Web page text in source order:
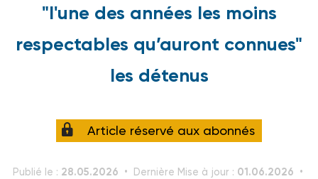
"l'une des années les moins
respectables qu’auront connues"
les détenus
Article réservé aux abonnés
Publié le : 28.05.2026 Dernière Mise à jour : 01.06.2026